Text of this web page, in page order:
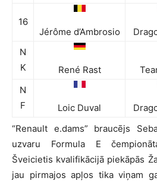
16
Jérôme d’Ambrosio
N
K
René Rast
N
F
Loic Duval
“Renault e.dams” braucējs
uzvaru Formula E
Šveicietis kvalifikācijā piekāpās
jau pirmajos apļos tika viņam